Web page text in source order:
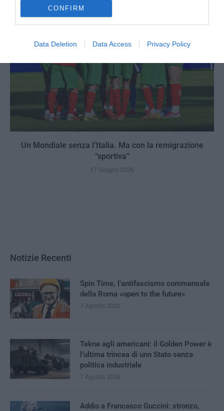
CONFIRM
Data Deletion Data Access Privacy Policy
Un Mondiale senza l’Italia. Ma con la remigrazione
“sportiva”
17 Giugno 2026
Notizie Recenti
Spin Time, l’antifascismo commensale
della Roma «open to the future»
7 Agosto 2026
Tekne agli americani: il Golden Power è
l’ultima trincea di uno Stato senza
politica industriale
7 Agosto 2026
Addio a Francesco Guccini: stronzo,